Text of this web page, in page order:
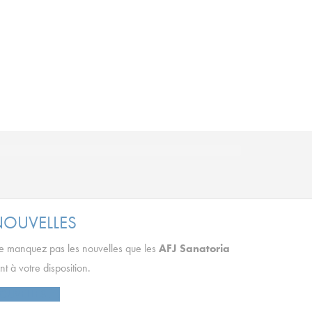
manquez pas les nouvelles que les AFJ Sanatoria
à votre disposition.